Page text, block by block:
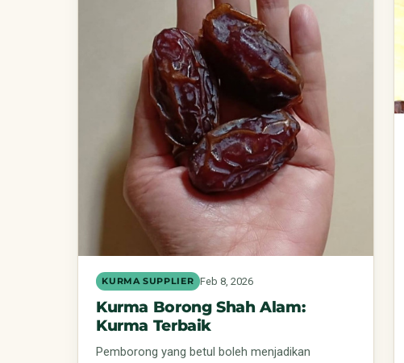
KURMA SUPPLIER Feb 8, 2026
Kurma Borong Shah Alam:
Kurma Terbaik
Pemborong yang betul boleh menjadikan